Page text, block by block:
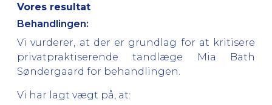
Vores resultat
Behandlingen:
Vi vurderer, at der er grundlag for at kritisere
privatpraktiserende tandlæge Mia Bath
Søndergaard for behandlingen.
Vi har lagt vægt på, at: